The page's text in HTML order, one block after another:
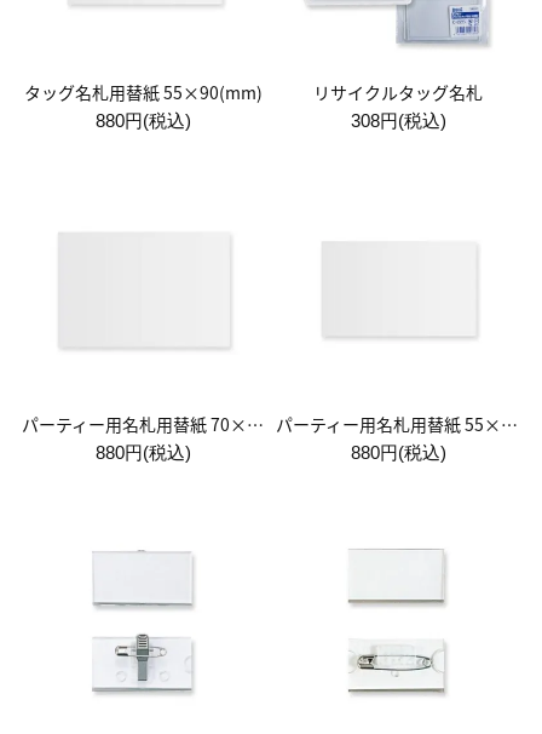
タッグ名札用替紙 55×90(mm)
880円(税込)
リサイクルタッグ名札
308円(税込)
パーティー用名札用替紙 70×105(mm)
880円(税込)
パーティー用名札用替紙 55×90(mm)
880円(税込)